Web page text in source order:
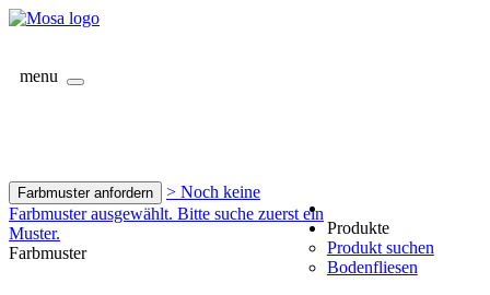
menu
Farbmuster anfordern
> Noch keine
Farbmuster ausgewählt. Bitte suche zuerst ein
Muster.
Farbmuster
Produkte
Produkt suchen
Bodenfliesen